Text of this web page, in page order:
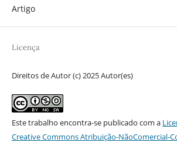
Artigo
Licença
Direitos de Autor (c) 2025 Autor(es)
Este trabalho encontra-se publicado com a
Creative Commons Atribuição-NãoComercial-